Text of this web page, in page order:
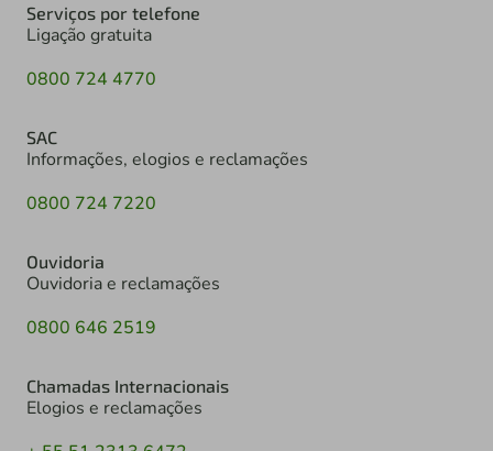
Serviços por telefone
Ligação gratuita
0800 724 4770
SAC
Informações, elogios e reclamações
0800 724 7220
Ouvidoria
Ouvidoria e reclamações
0800 646 2519
Chamadas Internacionais
Elogios e reclamações